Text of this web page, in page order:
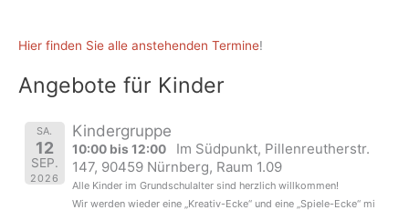
Hier finden Sie alle anstehenden Termine!
Angebote für Kinder
SA.
12
SEP.
2026
Kindergruppe
10:00 bis 12:00
Im Südpunkt, Pillenreutherstr.
147, 90459 Nürnberg, Raum 1.09
Alle Kinder im Grundschulalter sind herzlich willkommen!
Wir werden wieder eine „Kreativ-Ecke“ und eine „Spiele-Ecke“ mi